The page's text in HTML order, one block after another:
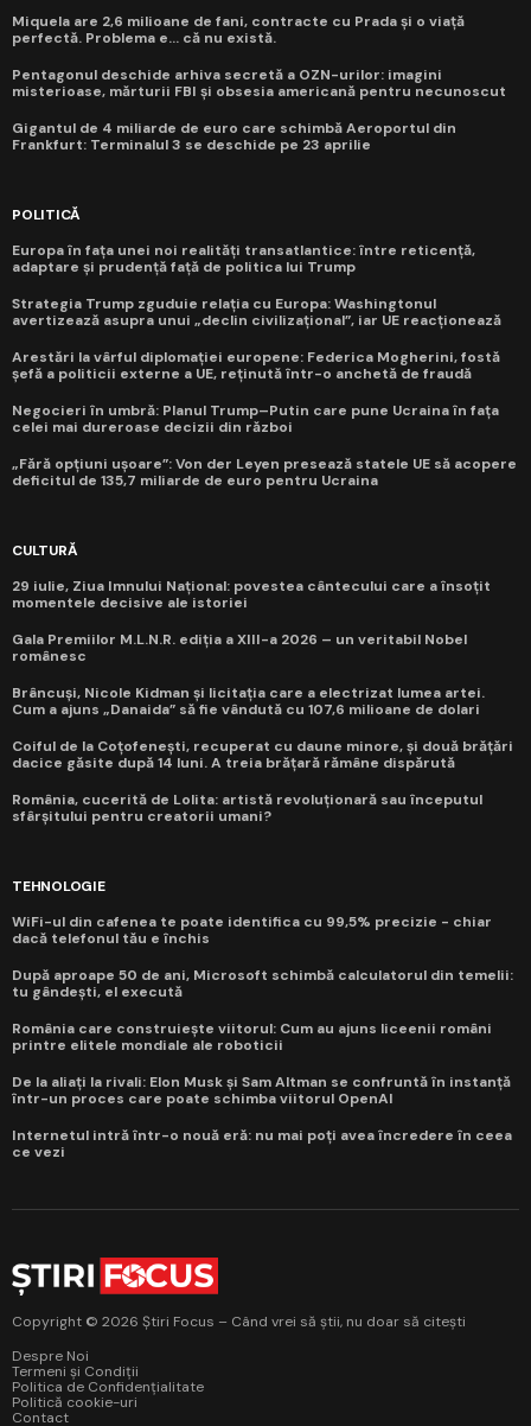
Miquela are 2,6 milioane de fani, contracte cu Prada și o viață
perfectă. Problema e... că nu există.
Pentagonul deschide arhiva secretă a OZN-urilor: imagini
misterioase, mărturii FBI și obsesia americană pentru necunoscut
Gigantul de 4 miliarde de euro care schimbă Aeroportul din
Frankfurt: Terminalul 3 se deschide pe 23 aprilie
POLITICĂ
Europa în fața unei noi realități transatlantice: între reticență,
adaptare și prudență față de politica lui Trump
Strategia Trump zguduie relația cu Europa: Washingtonul
avertizează asupra unui „declin civilizațional”, iar UE reacționează
Arestări la vârful diplomației europene: Federica Mogherini, fostă
șefă a politicii externe a UE, reținută într-o anchetă de fraudă
Negocieri în umbră: Planul Trump–Putin care pune Ucraina în fața
celei mai dureroase decizii din război
„Fără opțiuni ușoare”: Von der Leyen presează statele UE să acopere
deficitul de 135,7 miliarde de euro pentru Ucraina
CULTURĂ
29 iulie, Ziua Imnului Național: povestea cântecului care a însoțit
momentele decisive ale istoriei
Gala Premiilor M.L.N.R. ediția a XIII-a 2026 – un veritabil Nobel
românesc
Brâncuși, Nicole Kidman și licitația care a electrizat lumea artei.
Cum a ajuns „Danaida” să fie vândută cu 107,6 milioane de dolari
Coiful de la Coțofenești, recuperat cu daune minore, și două brățări
dacice găsite după 14 luni. A treia brățară rămâne dispărută
România, cucerită de Lolita: artistă revoluționară sau începutul
sfârșitului pentru creatorii umani?
TEHNOLOGIE
WiFi-ul din cafenea te poate identifica cu 99,5% precizie - chiar
dacă telefonul tău e închis
După aproape 50 de ani, Microsoft schimbă calculatorul din temelii:
tu gândești, el execută
România care construiește viitorul: Cum au ajuns liceenii români
printre elitele mondiale ale roboticii
De la aliați la rivali: Elon Musk și Sam Altman se confruntă în instanță
într-un proces care poate schimba viitorul OpenAI
Internetul intră într-o nouă eră: nu mai poți avea încredere în ceea
ce vezi
Copyright © 2026 Știri Focus – Când vrei să știi, nu doar să citești
Despre Noi
Termeni și Condiții
Politica de Confidențialitate
Politică cookie-uri
Contact